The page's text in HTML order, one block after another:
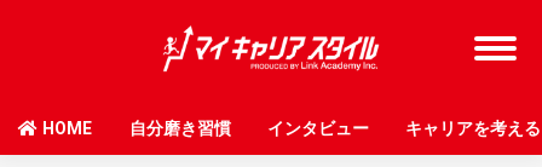
HOME 自分磨き習慣 インタビュー キャリアを考える